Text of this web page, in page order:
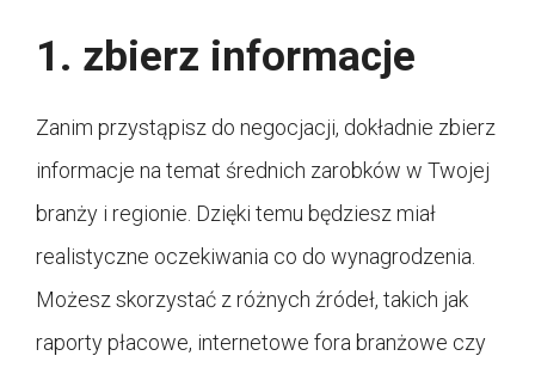
1. zbierz informacje
Zanim przystąpisz do negocjacji, dokładnie zbierz
informacje na temat średnich zarobków w Twojej
branży i regionie. Dzięki temu będziesz miał
realistyczne oczekiwania co do wynagrodzenia.
Możesz skorzystać z różnych źródeł, takich jak
raporty płacowe, internetowe fora branżowe czy